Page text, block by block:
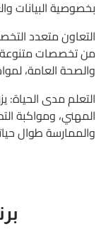
بخصوصية البيانات
التعاون متعدد
من تخصصات متنوعة،
والصحة العامة،
التعلم مدى الحياة:
المهني، ومواكبة
والممارسة طوال